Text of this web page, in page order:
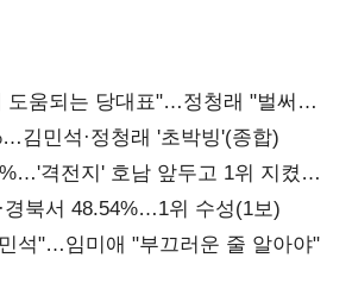
도움되는 당대표"…정청래 "벌써
"김민석·정청래 '초박빙'(종합)
격전지' 호남 앞두고 1위 지켰다
경북서 48.54%…1위 수성(1보)
석"…임미애 "부끄러운 줄 알아야"